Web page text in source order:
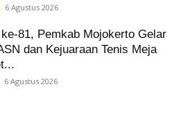
6 Agustus 2026
81, Pemkab Mojokerto Gelar
dan Kejuaraan Tenis Meja
6 Agustus 2026